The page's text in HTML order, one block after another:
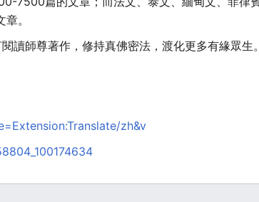
。
讀師尊著作，修持真佛密法，渡化更多有緣眾生。
zh&v